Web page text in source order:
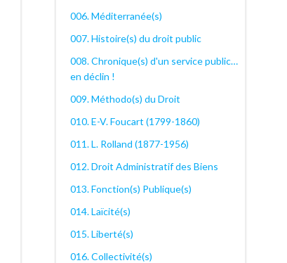
006. Méditerranée(s)
007. Histoire(s) du droit public
008. Chronique(s) d'un service public…
en déclin !
009. Méthodo(s) du Droit
010. E-V. Foucart (1799-1860)
011. L. Rolland (1877-1956)
012. Droit Administratif des Biens
013. Fonction(s) Publique(s)
014. Laïcité(s)
015. Liberté(s)
016. Collectivité(s)